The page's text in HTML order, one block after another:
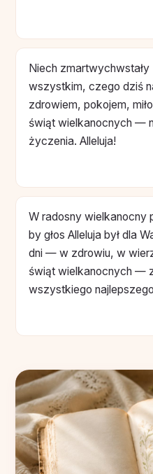
Niech zmartwychwstały
wszystkim, czego dziś
zdrowiem, pokojem,
świąt wielkanocnych —
życzenia. Alleluja!
W radosny wielkanocny
by głos Alleluja był dla
dni — w zdrowiu, w
świąt wielkanocnych —
wszystkiego